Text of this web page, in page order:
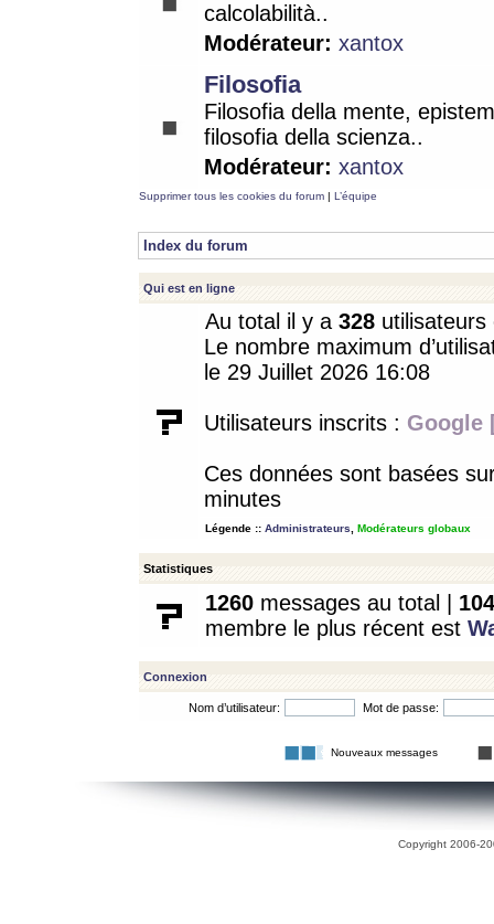
calcolabilità..
Modérateur: xantox
Filosofia
Filosofia della mente,
filosofia della scienza..
Modérateur: xantox
Supprimer tous les cookies du forum | L’équipe
Index du forum
Qui est en ligne
Au total il y a 328
Le nombre maximum
le 29 Juillet 2026 16:08
Utilisateurs inscrits : Google
Ces données sont basées
minutes
Légende :: Administrateurs Modérateurs globaux
Statistiques
1260 messages au total | 104
membre le plus récent est
Connexion
Nom d’utilisateur: Mot de passe:
Nouveaux messages
Copyright 2006-